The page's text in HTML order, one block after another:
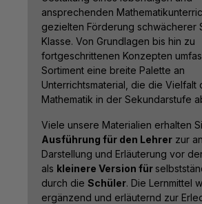
ansprechenden
gezielten Förderung schwächerer
Klasse. Von Grundlagen bis hin zu
fortgeschrittenen Konzepten
Sortiment eine breite Palette an
Unterrichtsmaterial, die die Vielfalt
Mathematik in der Sekundarstufe
Viele unsere Materialien erhalten
Ausführung für den Lehrer zur
Darstellung und Erläuterung vor
als kleinere Version für
durch die Schüler. Die Lernmittel
ergänzend und erläuternd zur